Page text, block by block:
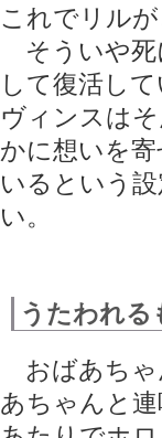
これでリル
そういや死
して復活して
ヴィンスは
かに想いを寄
いるという
い。
うたわれる
おばあちゃ
あちゃんと連